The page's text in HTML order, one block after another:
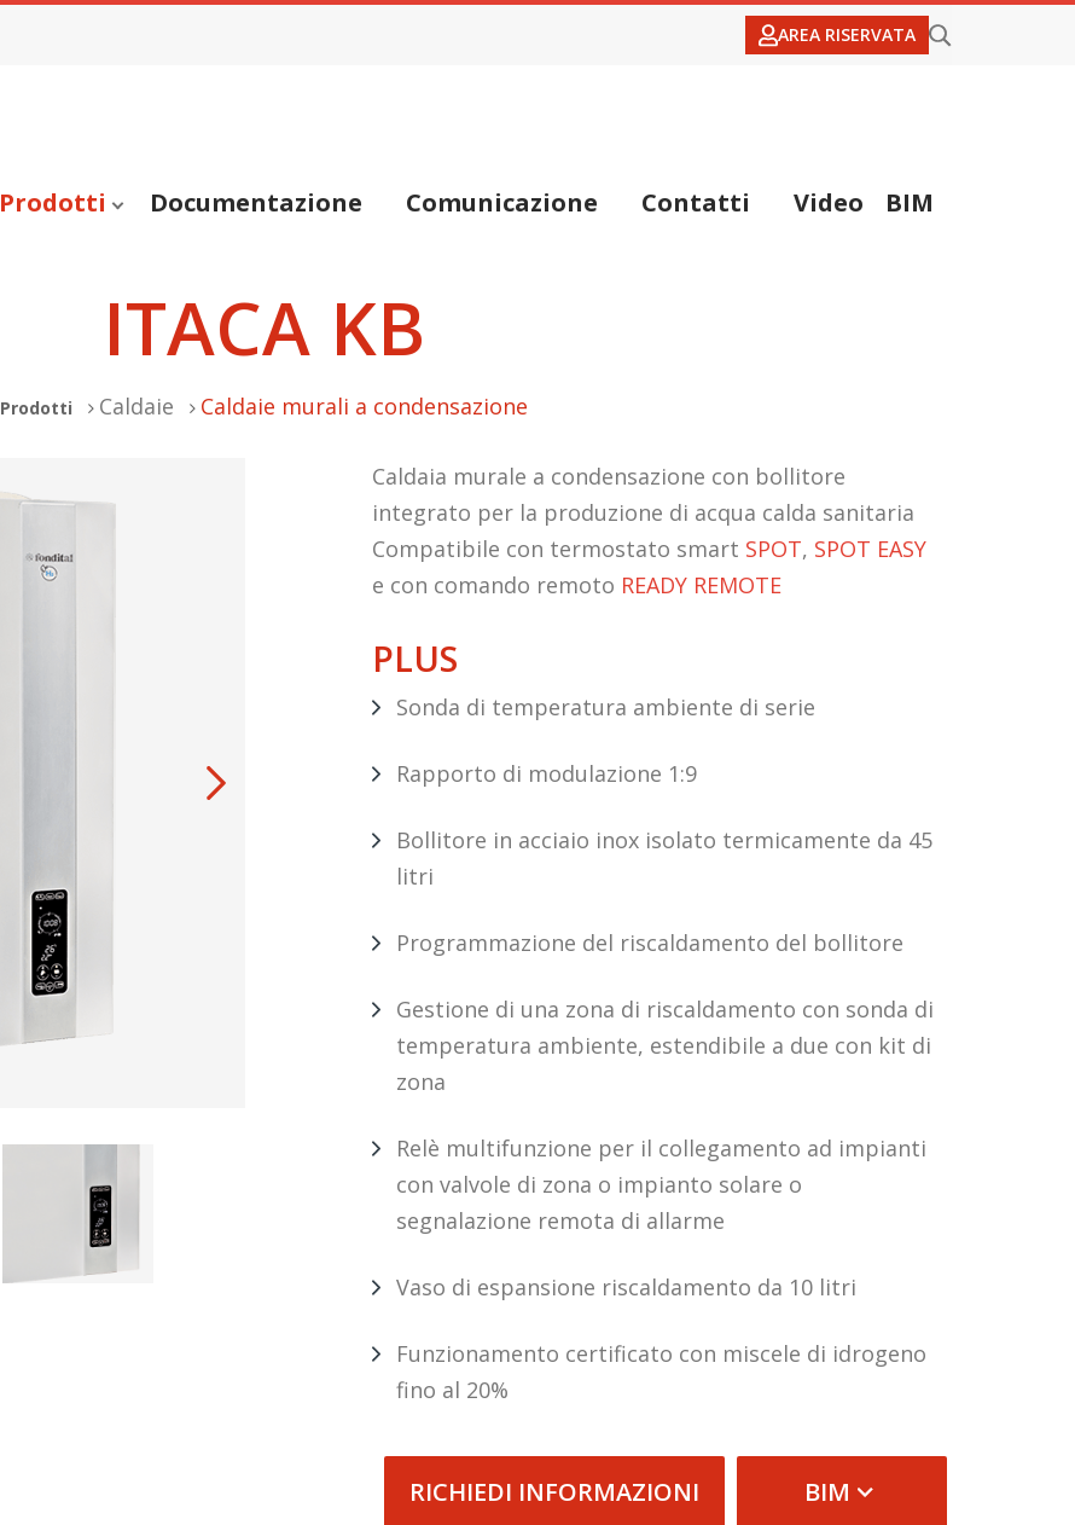
AREA RISERVATA
Prodotti Documentazione Comunicazione Contatti Video BIM
ITACA KB
Prodotti Caldaie Caldaie murali a condensazione
Caldaia murale a condensazione con bollitore
integrato per la produzione di acqua calda sanitaria
Compatibile con termostato smart SPOT, SPOT EASY
e con comando remoto READY REMOTE
PLUS
Sonda di temperatura ambiente di serie
Rapporto di modulazione 1:9
Bollitore in acciaio inox isolato termicamente da 45
litri
Programmazione del riscaldamento del bollitore
Gestione di una zona di riscaldamento con sonda di
temperatura ambiente, estendibile a due con kit di
zona
Relè multifunzione per il collegamento ad impianti
con valvole di zona o impianto solare o
segnalazione remota di allarme
Vaso di espansione riscaldamento da 10 litri
Funzionamento certificato con miscele di idrogeno
fino al 20%
RICHIEDI INFORMAZIONI BIM